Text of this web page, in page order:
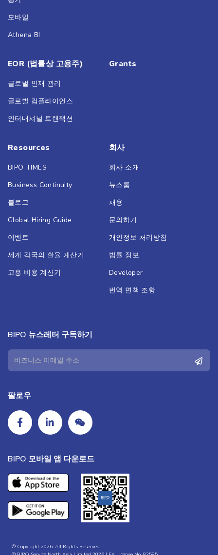
모바일
Athena BI
EOR (법률상 고용주)
글로벌 인재 관리
글로벌 컴플라이언스
인터내셔널 트랜잭션
Grants
Resources
BIPO TIMES
Business Continuity
블로그
Global Hiring Guide
이벤트
세계 각국의 환율 계산기
고용 비용 계산기
회사
회사 소개
뉴스룸
채용
문의하기
개인정보 처리방침
법률 정보
Developer
번역 면책 조항
BIPO 뉴스레터 구독하기
팔로우
BIPO 모바일 앱 다운로드
© Copyright 2026. All Rights Reserved.